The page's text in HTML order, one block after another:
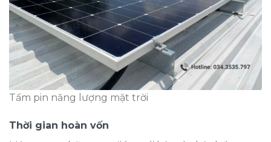
Tấm pin năng lượng mặt trời
Thời gian hoàn vốn